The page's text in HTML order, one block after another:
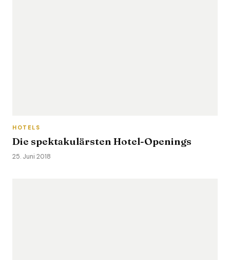
HOTELS
Die spektakulärsten Hotel-Openings
25. Juni 2018